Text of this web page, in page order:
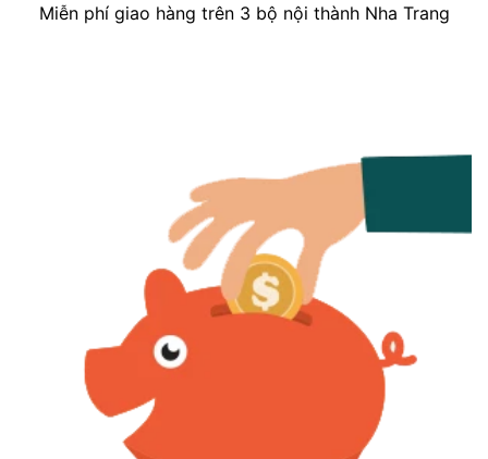
Miễn phí giao hàng trên 3 bộ nội thành Nha Trang